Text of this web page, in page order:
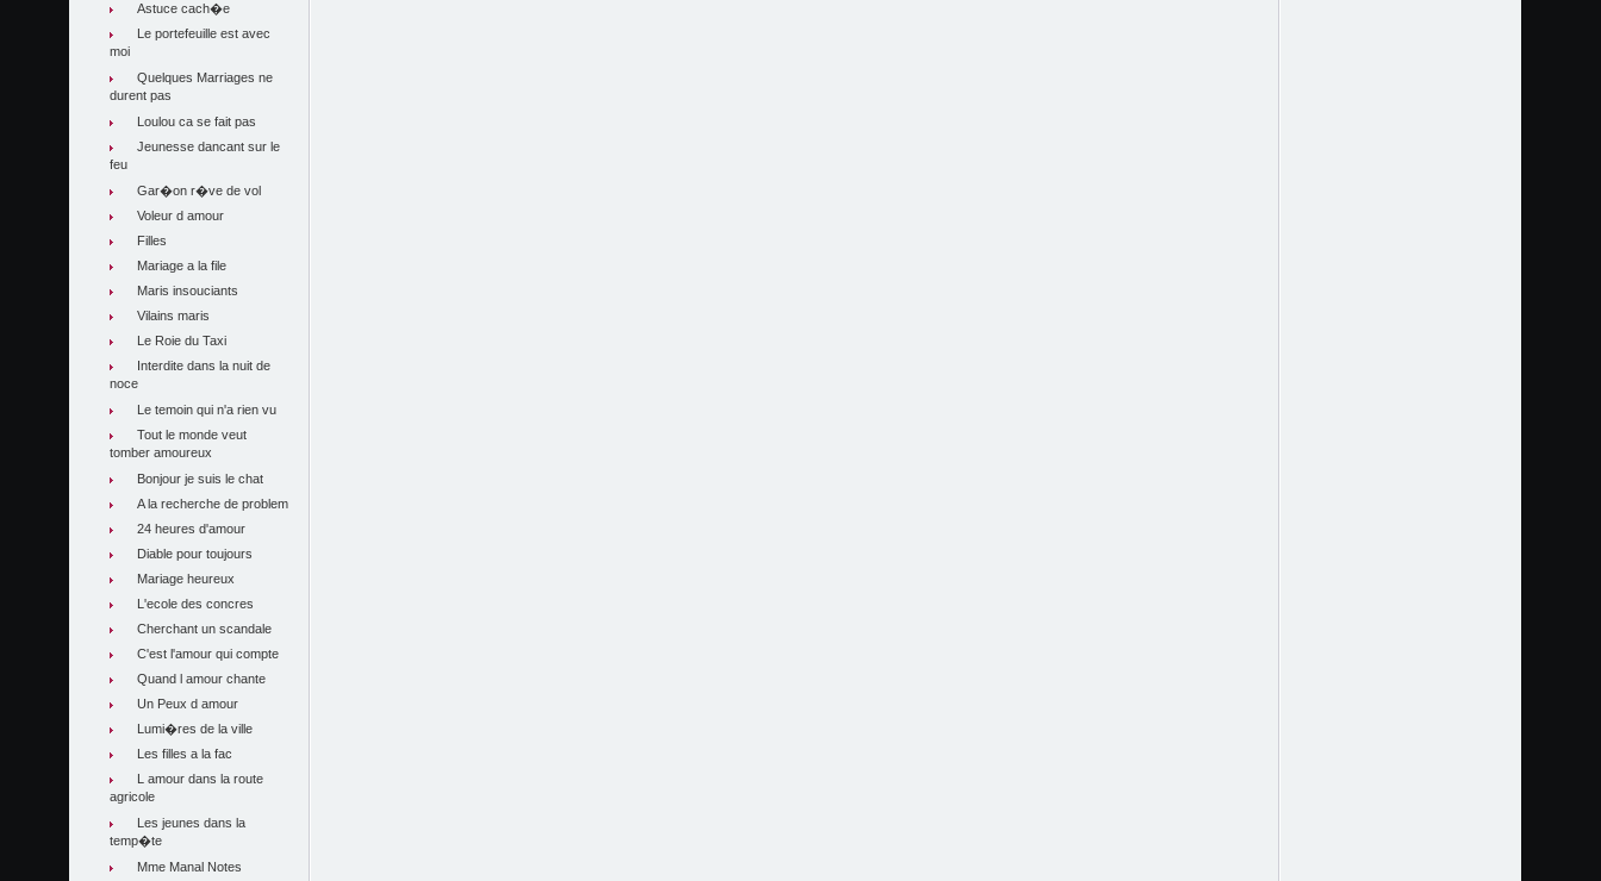
Astuce cach�e
Le portefeuille est avec
moi
Quelques Marriages ne
durent pas
Loulou ca se fait pas
Jeunesse dancant sur le
feu
Gar�on r�ve de vol
Voleur d amour
Filles
Mariage a la file
Maris insouciants
Vilains maris
Le Roie du Taxi
Interdite dans la nuit de
noce
Le temoin qui n'a rien vu
Tout le monde veut
tomber amoureux
Bonjour je suis le chat
A la recherche de problem
24 heures d'amour
Diable pour toujours
Mariage heureux
L'ecole des concres
Cherchant un scandale
C'est l'amour qui compte
Quand l amour chante
Un Peux d amour
Lumi�res de la ville
Les filles a la fac
L amour dans la route
agricole
Les jeunes dans la
temp�te
Mme Manal Notes